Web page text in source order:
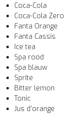
Coca-Cola
Coca-Cola Zero
Fanta Orange
Fanta Cassis
Ice tea
Spa rood
Spa blauw
Sprite
Bitter lemon
Tonic
Jus d'orange